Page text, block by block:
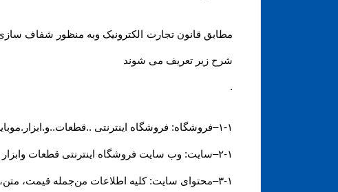
مطابق قانون تجارت الکترونیک وبه منظور شفاف
شرح زیر تعریف می شوند
.
۱-۱–فروشگاه: فروشگاه اینترنتی
۲-۱–سایت: وب سایت فروشگاه اینترنتی قطعات وابزار
۳-۱–محتوای سایت: کلیه اطلاعات من‌جمله قیمت،